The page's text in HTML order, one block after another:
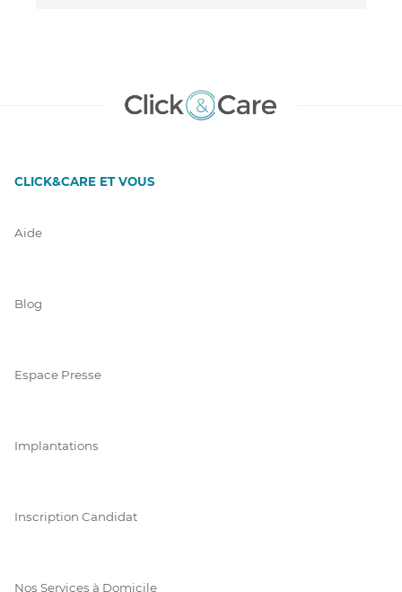
CLICK&CARE ET VOUS
Aide
Blog
Espace Presse
Implantations
Inscription Candidat
Nos Services à Domicile